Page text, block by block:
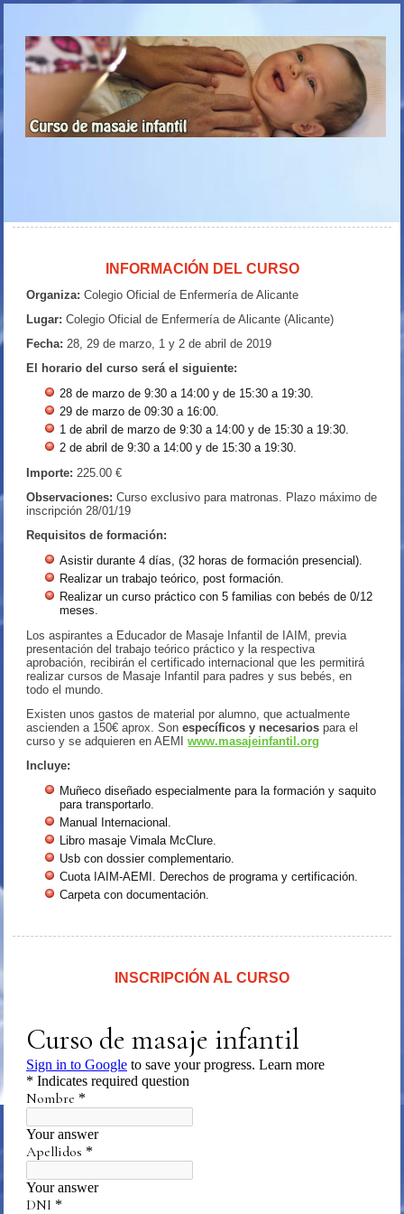
INFORMACIÓN DEL CURSO
Organiza: Colegio Oficial de Enfermería de Alicante
Lugar: Colegio Oficial de Enfermería de Alicante (Alicante)
Fecha: 28, 29 de marzo, 1 y 2 de abril de 2019
El horario del curso será el siguiente:
28 de marzo de 9:30 a 14:00 y de 15:30 a 19:30.
29 de marzo de 09:30 a 16:00.
1 de abril de marzo de 9:30 a 14:00 y de 15:30 a 19:30.
2 de abril de 9:30 a 14:00 y de 15:30 a 19:30.
Importe: 225.00 €
Observaciones: Curso exclusivo para matronas. Plazo máximo de
inscripción 28/01/19
Requisitos de formación:
Asistir durante 4 días, (32 horas de formación presencial).
Realizar un trabajo teórico, post formación.
Realizar un curso práctico con 5 familias con bebés de 0/12
meses.
Los aspirantes a Educador de Masaje Infantil de IAIM, previa
presentación del trabajo teórico práctico y la respectiva
aprobación, recibirán el certificado internacional que les permitirá
realizar cursos de Masaje Infantil para padres y sus bebés, en
todo el mundo.
Existen unos gastos de material por alumno, que actualmente
ascienden a 150€ aprox. Sonespecíficos y necesarios para el
curso y se adquieren en AEMIwww.masajeinfantil.org
Incluye:
Muñeco diseñado especialmente para la formación y saquito
para transportarlo.
Manual Internacional.
Libro masaje Vimala McClure.
Usb con dossier complementario.
Cuota IAIM-AEMI. Derechos de programa y certificación.
Carpeta con documentación.
INSCRIPCIÓN AL CURSO